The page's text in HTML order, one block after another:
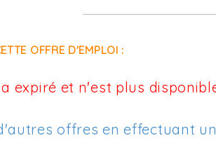
OFFRE D'EMPLOI :
expiré et n'est plus
offres en effectuant